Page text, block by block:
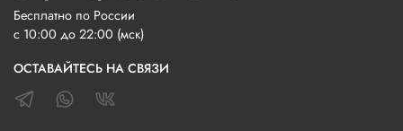
Бесплатно по России
с 10:00 до 22:00 (мск)
ОСТАВАЙТЕСЬ НА СВЯЗИ